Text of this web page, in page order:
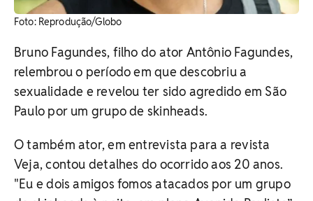
Foto: Reprodução/Globo
Bruno Fagundes, filho do ator Antônio Fagundes,
relembrou o período em que descobriu a
sexualidade e revelou ter sido agredido em São
Paulo por um grupo de skinheads.
O também ator, em entrevista para a revista
Veja, contou detalhes do ocorrido aos 20 anos.
"Eu e dois amigos fomos atacados por um grupo